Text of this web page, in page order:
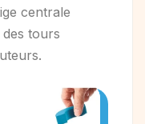
centrale
des tours